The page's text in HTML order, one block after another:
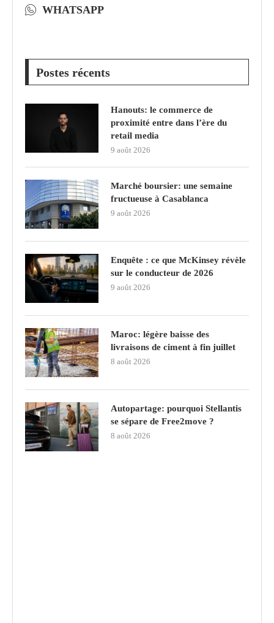
WHATSAPP
Postes récents
Hanouts: le commerce de
proximité entre dans l’ère du
retail media
9 août 2026
Marché boursier: une semaine
fructueuse à Casablanca
9 août 2026
Enquête : ce que McKinsey révèle
sur le conducteur de 2026
9 août 2026
Maroc: légère baisse des
livraisons de ciment à fin juillet
8 août 2026
Autopartage: pourquoi Stellantis
se sépare de Free2move ?
8 août 2026